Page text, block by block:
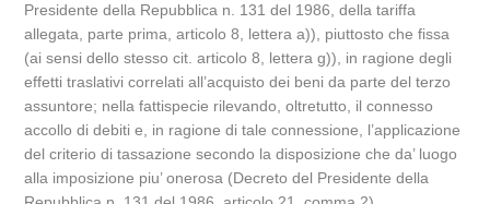
Presidente della Repubblica n. 131 del 1986, della tariffa
allegata, parte prima, articolo 8, lettera a)), piuttosto che fissa
(ai sensi dello stesso cit. articolo 8, lettera g)), in ragione degli
effetti traslativi correlati all’acquisto dei beni da parte del terzo
assuntore; nella fattispecie rilevando, oltretutto, il connesso
accollo di debiti e, in ragione di tale connessione, l’applicazione
del criterio di tassazione secondo la disposizione che da’ luogo
alla imposizione piu’ onerosa (Decreto del Presidente della